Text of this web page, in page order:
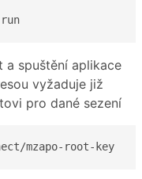
run
a spuštění aplikace
vyžaduje již
pro dané sezení
mzapo-root-key